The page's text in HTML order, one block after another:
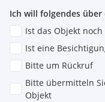
Ich will folgendes über
Ist das Objekt
Ist eine
Bitte um Rückruf
Bitte übermitteln
Objekt